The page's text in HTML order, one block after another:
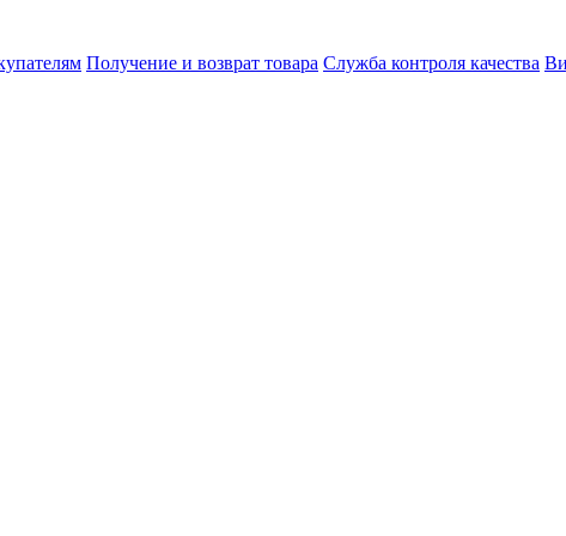
Получение и возврат товара Служба контроля качества